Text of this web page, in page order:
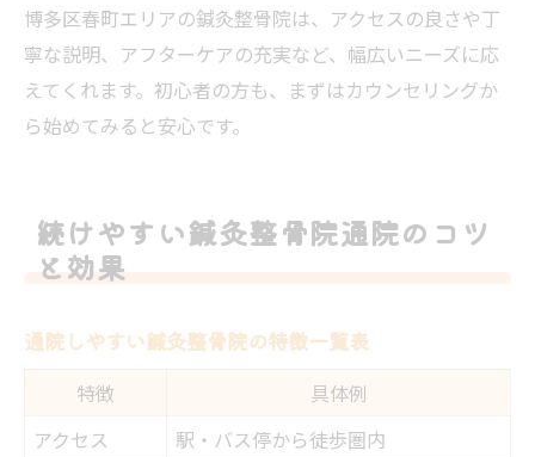
博多区春町エリアの鍼灸整骨院は、アクセスの良さや丁
寧な説明、アフターケアの充実など、幅広いニーズに応
えてくれます。初心者の方も、まずはカウンセリングか
ら始めてみると安心です。
続けやすい鍼灸整骨院通院のコツ
と効果
通院しやすい鍼灸整骨院の特徴一覧表
特徴
具体例
アクセス
駅・バス停から徒歩圏内